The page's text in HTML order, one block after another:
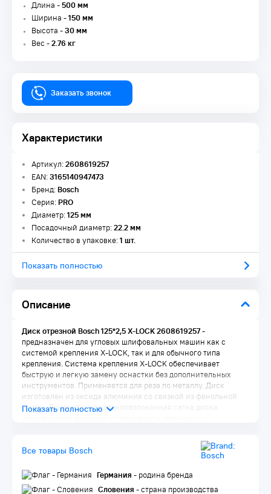
Длина -500 мм
Ширина -150 мм
Высота -30 мм
Вес -2.76 кг
Заказать звонок
Характеристики
Описание
Артикул:2608619257
EAN:3165140947473
Бренд:Bosch
Серия:PRO
Диаметр:125 мм
Посадочный диаметр:22.2 мм
Количество в упаковке:1 шт.
Показать полностью
Диск отрезной Bosch 125*2,5 X-LOCK 2608619257 -
предназначен для угловых шлифовальных машин как с
системой крепления X-LOCK, так и для обычного типа
крепления. Система крепления X-LOCK обеспечивает
быструю и легкую замену оснастки без дополнительных
инструментов. Применяется для реза по металлу. Диск
изготовлен из оксида алюминия со связкой из фенольной
смолы. Высокоточная стекловолоконная сетка диска
Все товары Bosch
Германия - родина бренда
Словения - страна производства